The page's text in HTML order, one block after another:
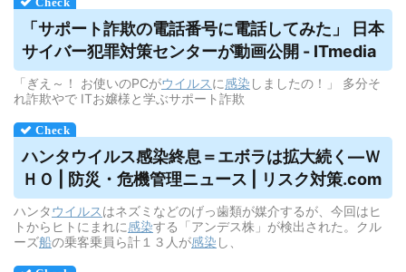
「サポート詐欺の電話番号に電話してみた」 日本
サイバー犯罪対策センターが動画公開 - ITmedia
「ぎえ～！ お使いのPCがウイルスに感染 しましたの！」 多分そ
れ詐欺やで ITお嬢様と学ぶサポート詐欺
ハンタウイルス感染終息＝エボラは拡大続く―Ｗ
ＨＯ | 防災・危機管理ニュース | リスク対策.com
ハンタウイルスはネズミなどのげっ歯類が媒介するが、今回はヒ
トからヒトにまれに感染する「アンデス株」が検出された。クル
ーズ船の乗客乗員ら計１３人が感染 し、